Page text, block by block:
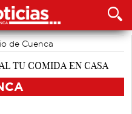
de Cuenca